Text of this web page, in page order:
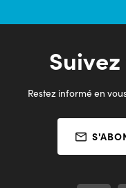
Restez informé en